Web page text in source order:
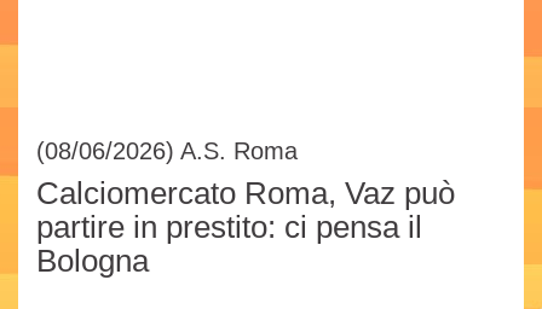
(08/06/2026) A.S. Roma
Calciomercato Roma, Vaz può
partire in prestito: ci pensa il
Bologna